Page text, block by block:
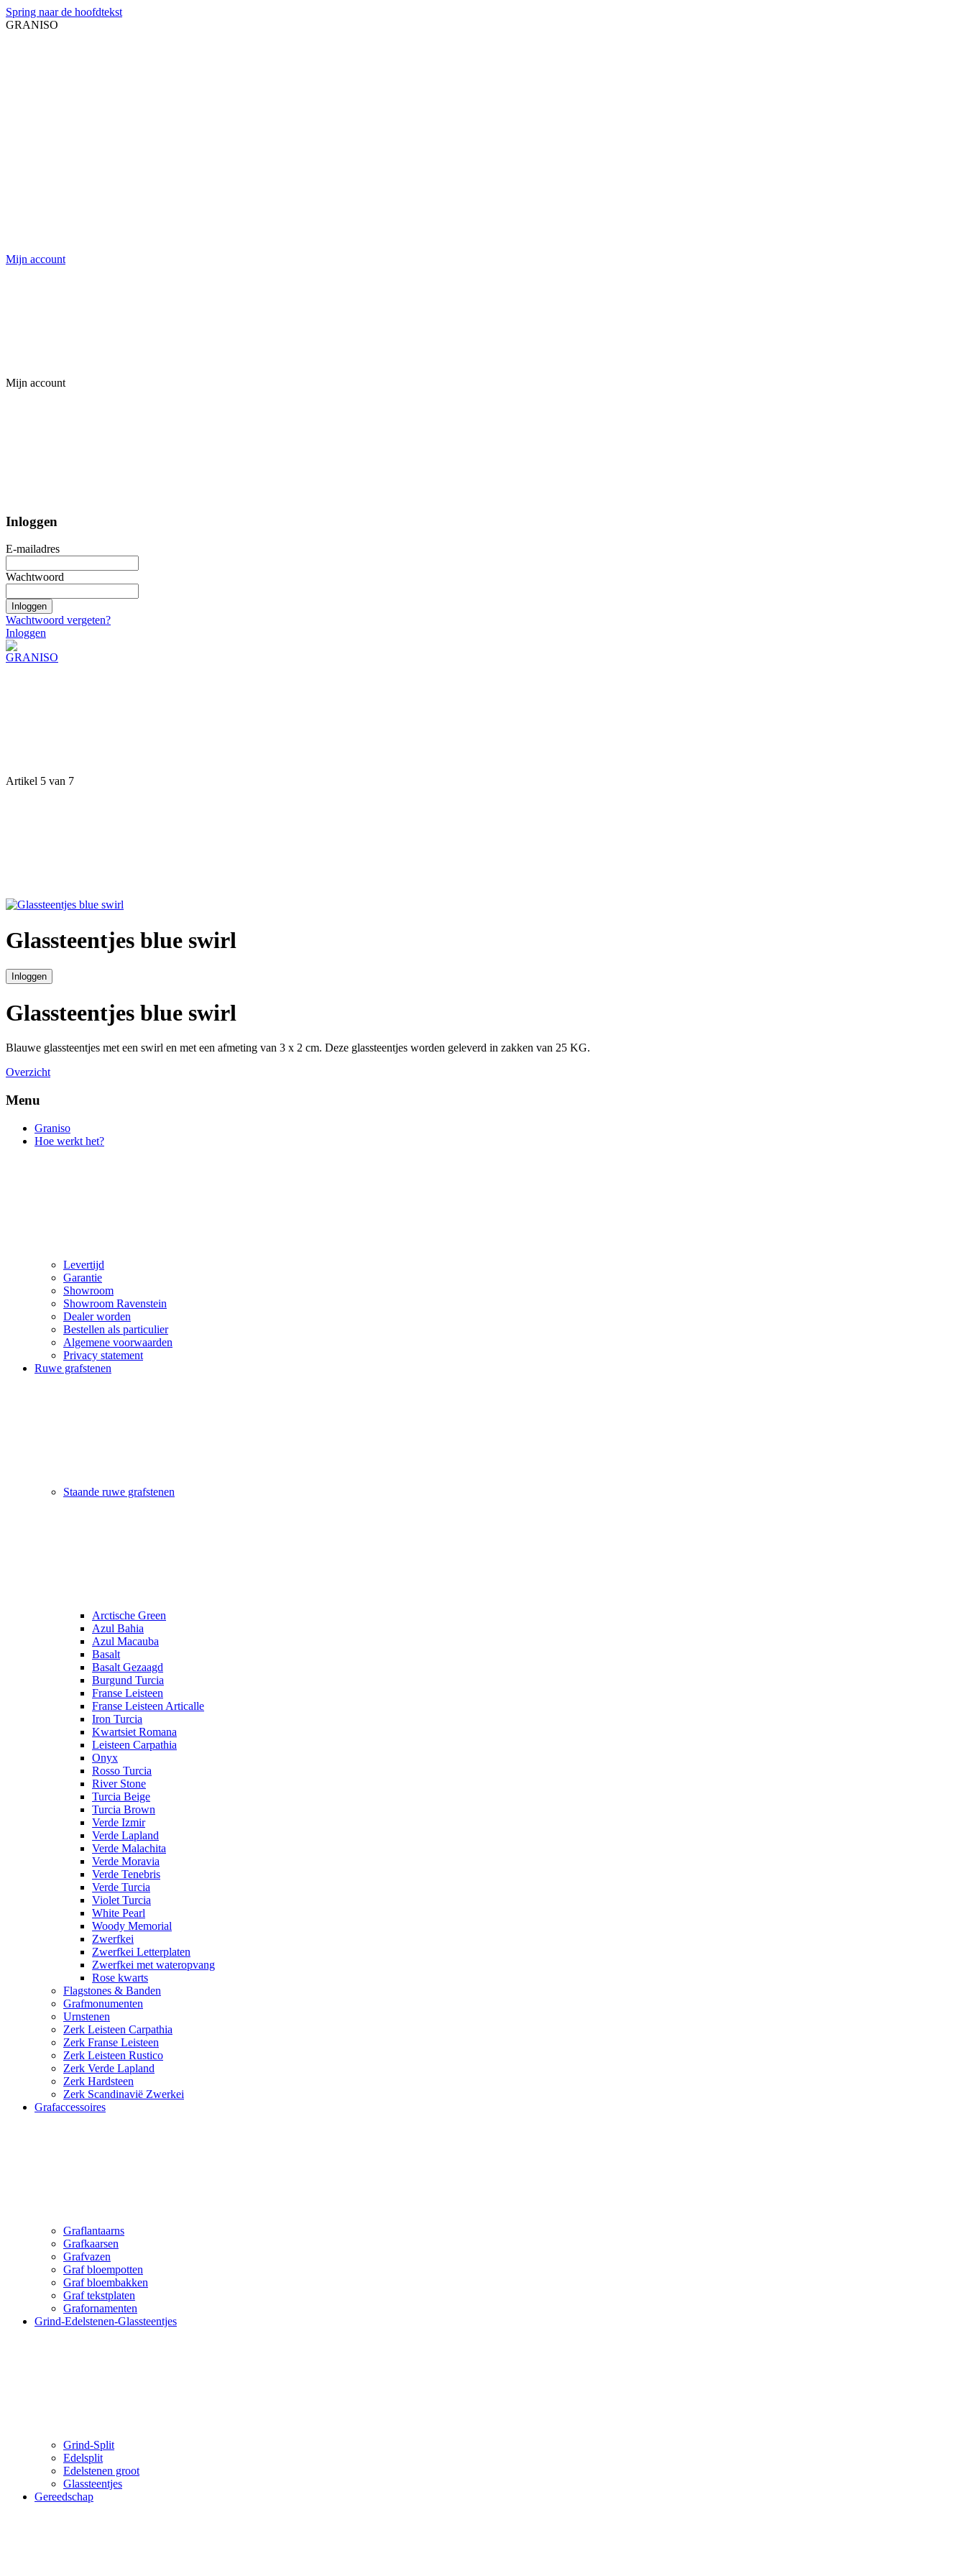
Spring naar de hoofdtekst
GRANISO
Mijn account
Mijn account
Inloggen
E-mailadres
Wachtwoord
Inloggen
Wachtwoord vergeten?
Inloggen
Artikel 5 van 7
Glassteentjes blue swirl
Inloggen
Glassteentjes blue swirl
Blauwe glassteentjes met een swirl en met een afmeting van 3 x 2 cm. Deze glassteentjes worden geleverd in zakken van 25 KG.
Overzicht
Menu
Graniso
Hoe werkt het?
Levertijd
Garantie
Showroom
Showroom Ravenstein
Dealer worden
Bestellen als particulier
Algemene voorwaarden
Privacy statement
Ruwe grafstenen
Staande ruwe grafstenen
Arctische Green
Azul Bahia
Azul Macauba
Basalt
Basalt Gezaagd
Burgund Turcia
Franse Leisteen
Franse Leisteen Articalle
Iron Turcia
Kwartsiet Romana
Leisteen Carpathia
Onyx
Rosso Turcia
River Stone
Turcia Beige
Turcia Brown
Verde Izmir
Verde Lapland
Verde Malachita
Verde Moravia
Verde Tenebris
Verde Turcia
Violet Turcia
White Pearl
Woody Memorial
Zwerfkei
Zwerfkei Letterplaten
Zwerfkei met wateropvang
Rose kwarts
Flagstones & Banden
Grafmonumenten
Urnstenen
Zerk Leisteen Carpathia
Zerk Franse Leisteen
Zerk Leisteen Rustico
Zerk Verde Lapland
Zerk Hardsteen
Zerk Scandinavië Zwerkei
Grafaccessoires
Graflantaarns
Grafkaarsen
Grafvazen
Graf bloempotten
Graf bloembakken
Graf tekstplaten
Grafornamenten
Grind-Edelstenen-Glassteentjes
Grind-Split
Edelsplit
Edelstenen groot
Glassteentjes
Gereedschap